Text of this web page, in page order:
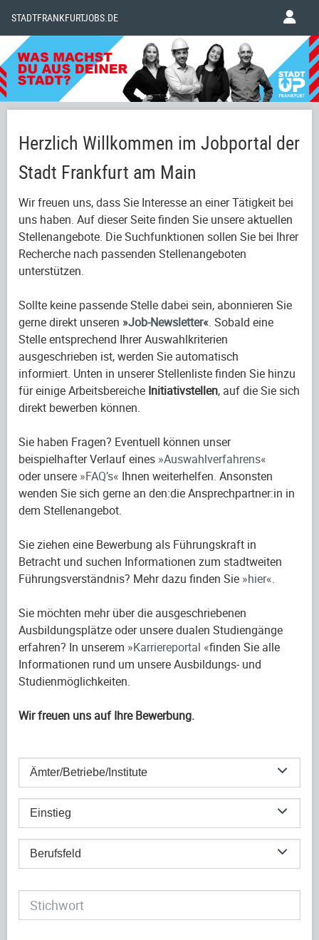
STADTFRANKFURTJOBS.DE
Herzlich Willkommen im Jobportal der
Stadt Frankfurt am Main
Wir freuen uns, dass Sie Interesse an einer Tätigkeit bei
uns haben. Auf dieser Seite finden Sie unsere aktuellen
Stellenangebote. Die Suchfunktionen sollen Sie bei Ihrer
Recherche nach passenden Stellenangeboten
unterstützen.
Sollte keine passende Stelle dabei sein, abonnieren Sie
gerne direkt unseren Job-Newsletter . Sobald eine
Stelle entsprechend Ihrer Auswahlkriterien
ausgeschrieben ist, werden Sie automatisch
informiert. Unten in unserer Stellenliste finden Sie hinzu
für einige Arbeitsbereiche Initiativstellen, auf die Sie sich
direkt bewerben können.
Sie haben Fragen? Eventuell können unser
beispielhafter Verlauf eines Auswahlverfahrens
oder unsere FAQ’s Ihnen weiterhelfen. Ansonsten
wenden Sie sich gerne an den:die Ansprechpartner:in in
dem Stellenangebot.
Sie ziehen eine Bewerbung als Führungskraft in
Betracht und suchen Informationen zum stadtweiten
Führungsverständnis? Mehr dazu finden Sie hier .
Sie möchten mehr über die ausgeschriebenen
Ausbildungsplätze oder unsere dualen Studiengänge
erfahren? In unserem
Karriereportal finden Sie alle
Informationen rund um unsere Ausbildungs- und
Studienmöglichkeiten.
Wir freuen uns auf Ihre Bewerbung.
Ämter/Betriebe/Institute
Einstieg
Berufsfeld